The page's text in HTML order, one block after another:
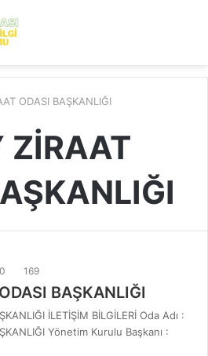
...
ODASI BAŞKANLIĞI
ZİRAAT
0 169
BAŞKANLIĞI
İLETİŞİM BİLGİLERİ Oda Adı :
Yönetim Kurulu Başkanı :